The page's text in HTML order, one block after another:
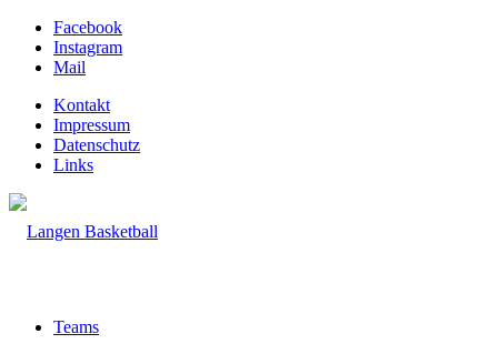
Facebook
Instagram
Mail
Kontakt
Impressum
Datenschutz
Links
Teams